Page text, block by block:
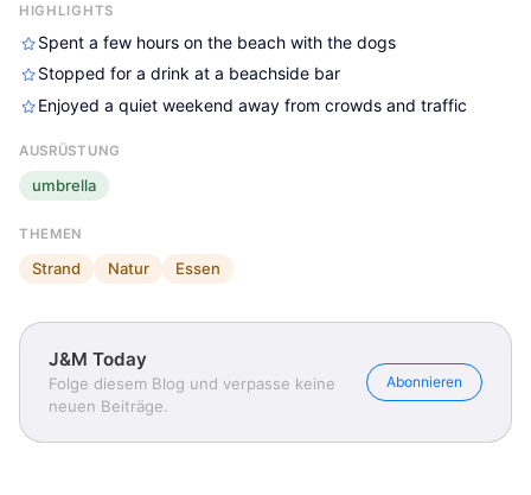
HIGHLIGHTS
Spent a few hours on the beach with the dogs
Stopped for a drink at a beachside bar
Enjoyed a quiet weekend away from crowds and traffic
AUSRÜSTUNG
umbrella
THEMEN
Strand Natur Essen
J&M Today
Folge diesem Blog und verpasse keine
neuen Beiträge.
Abonnieren